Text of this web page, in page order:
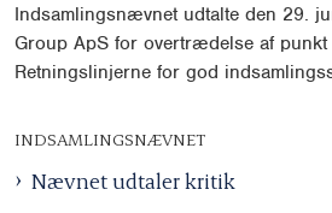
Indsamlingsnævnet udtalte den 29.
Group ApS for overtrædelse af
Retningslinjerne for god
INDSAMLINGSNÆVNET
Nævnet udtaler kritik